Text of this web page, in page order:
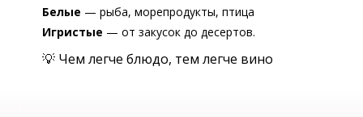
Белые — рыба, морепродукты, птица
Игристые — от закусок до десертов.
💡 Чем легче блюдо, тем легче вино